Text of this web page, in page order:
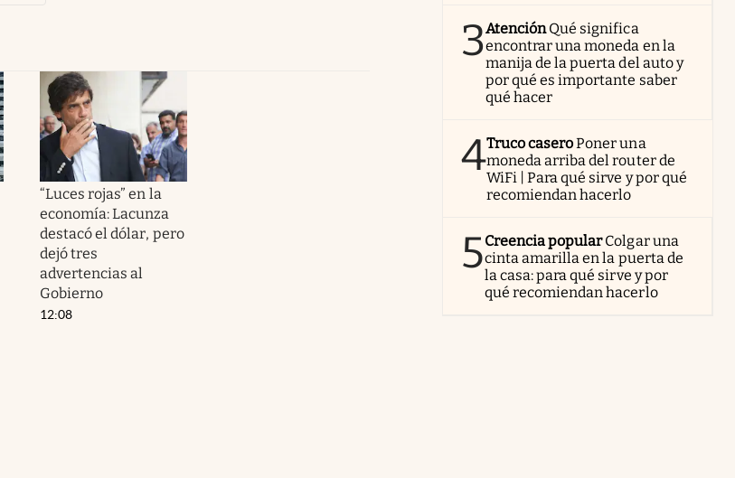
“Luces rojas” en la
economía: Lacunza
destacó el dólar, pero
dejó tres
advertencias al
Gobierno
12:08
3AtenciónQué significa
encontrar una moneda en la
manija de la puerta del auto y
por qué es importante saber
qué hacer
4Truco caseroPoner una
moneda arriba del router de
WiFi | Para qué sirve y por qué
recomiendan hacerlo
5Creencia popularColgar una
cinta amarilla en la puerta de
la casa: para qué sirve y por
qué recomiendan hacerlo